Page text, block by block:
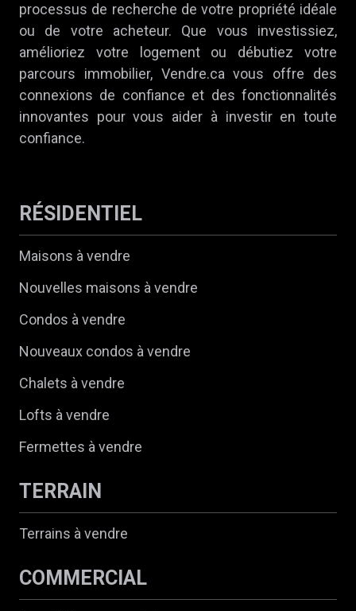
processus de recherche de votre propriété idéale
ou de votre acheteur. Que vous investissiez,
amélioriez votre logement ou débutiez votre
parcours immobilier, Vendre.ca vous offre des
connexions de confiance et des fonctionnalités
innovantes pour vous aider à investir en toute
confiance.
RÉSIDENTIEL
Maisons à vendre
Nouvelles maisons à vendre
Condos à vendre
Nouveaux condos à vendre
Chalets à vendre
Lofts à vendre
Fermettes à vendre
TERRAIN
Terrains à vendre
COMMERCIAL